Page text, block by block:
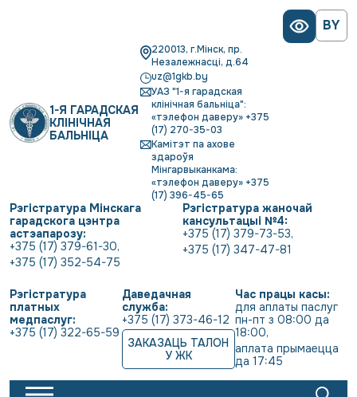
BY
1-Я ГАРАДСКАЯ
КЛІНІЧНАЯ
БАЛЬНІЦА
220013, г.Мінск, пр.
Незалежнасці, д.64
uz@1gkb.by
УАЗ "1-я гарадская
клінічная бальніца":
«тэлефон даверу» +375
(17) 270-35-03
Камітэт па ахове
здароўя
Мінгарвыканкама:
«тэлефон даверу» +375
(17) 396-45-65
Рэгістратура Мінскага
гарадскога цэнтра
астэапарозу:
+375 (17) 379-61-30,
+375 (17) 352-54-75
Рэгістратура жаночай
кансультацыі №4:
+375 (17) 379-73-53,
+375 (17) 347-47-81
Рэгістратура
платных
медпаслуг:
+375 (17) 322-65-59
Даведачная
служба:
+375 (17) 373-46-12
ЗАКАЗАЦЬ ТАЛОН
У ЖК
Час працы касы:
для аплаты паслуг
пн-пт з 08:00 да
18:00,
аплата прымаецца
да 17:45